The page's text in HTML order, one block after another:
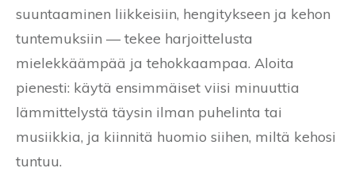
suuntaaminen liikkeisiin, hengitykseen ja kehon
tuntemuksiin — tekee harjoittelusta
mielekkäämpää ja tehokkaampaa. Aloita
pienesti: käytä ensimmäiset viisi minuuttia
lämmittelystä täysin ilman puhelinta tai
musiikkia, ja kiinnitä huomio siihen, miltä kehosi
tuntuu.